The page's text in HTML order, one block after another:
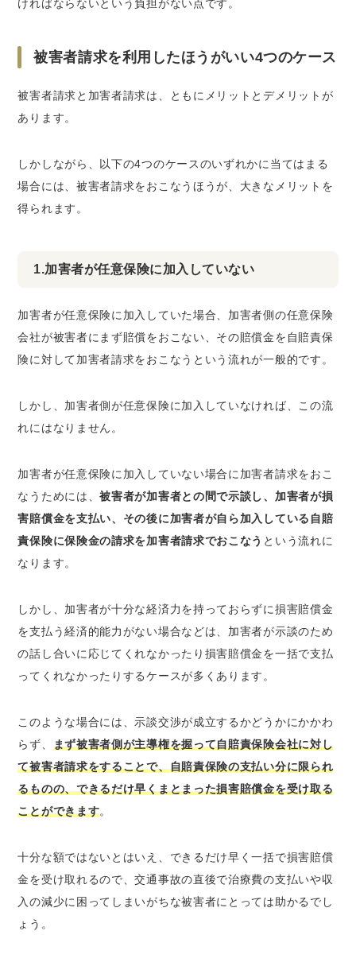
ければならないという負担がない点です。
被害者請求を利用したほうがいい4つのケース
被害者請求と加害者請求は、ともにメリットとデメリットが
あります。
しかしながら、以下の4つのケースのいずれかに当てはまる
場合には、被害者請求をおこなうほうが、大きなメリットを
得られます。
1.加害者が任意保険に加入していない
加害者が任意保険に加入していた場合、加害者側の任意保険
会社が被害者にまず賠償をおこない、その賠償金を自賠責保
険に対して加害者請求をおこなうという流れが一般的です。
しかし、加害者側が任意保険に加入していなければ、この流
れにはなりません。
加害者が任意保険に加入していない場合に加害者請求をおこ
なうためには、被害者が加害者との間で示談し、加害者が損
害賠償金を支払い、その後に加害者が自ら加入している自賠
責保険に保険金の請求を加害者請求でおこなう という流れに
なります。
しかし、加害者が十分な経済力を持っておらずに損害賠償金
を支払う経済的能力がない場合などは、加害者が示談のため
の話し合いに応じてくれなかったり損害賠償金を一括で支払
ってくれなかったりするケースが多くあります。
このような場合には、示談交渉が成立するかどうかにかかわ
らず、 まず被害者側が主導権を握って自賠責保険会社に対し
て被害者請求をすることで、自賠責保険の支払い分に限られ
るものの、できるだけ早くまとまった損害賠償金を受け取る
ことができます。
十分な額ではないとはいえ、できるだけ早く一括で損害賠償
金を受け取れるので、交通事故の直後で治療費の支払いや収
入の減少に困ってしまいがちな被害者にとっては助かるでし
ょう。